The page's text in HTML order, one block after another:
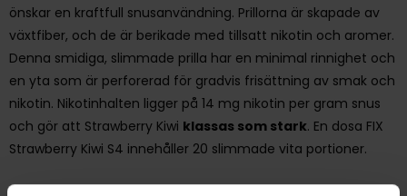
önskar en kraftfull snusanvändning. Prillorna är skapade av
växtfiber, och de är berikade med tillsatt nikotin och aromer.
Denna smidiga, slimmade prilla har en minimal rinnighet och
en yta som är perforerad för gradvis frisättning av smak och
nikotin. Nikotinhalten ligger på 14 mg nikotin per gram snus
och gör att Strawberry Kiwi klassas som stark. En dosa FIX
Strawberry Kiwi S4 innehåller 20 slimmade vita portioner.